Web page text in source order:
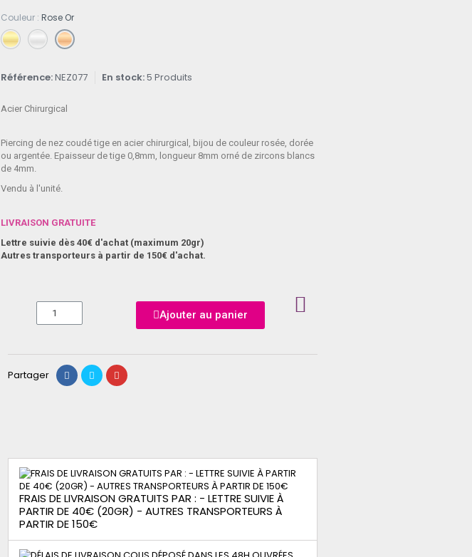
Couleur Rose Or
Référence NEZ077 En stock 5 Produits
Acier Chirurgical
Piercing de nez coudé tige en acier chirurgical, bijou de couleur rosée, dorée
ou argentée. Epaisseur de tige 0,8mm, longueur 8mm orné de zircons blancs
de 4mm.
Vendu à l'unité.
LIVRAISON GRATUITE
Lettre suivie dès 40€ d'achat (maximum 20gr)
Autres transporteurs à partir de 150€ d'achat.
Ajouter au panier
Partager
FRAIS DE LIVRAISON GRATUITS PAR : - LETTRE SUIVIE À
PARTIR DE 40€ (20GR) - AUTRES TRANSPORTEURS À
PARTIR DE 150€